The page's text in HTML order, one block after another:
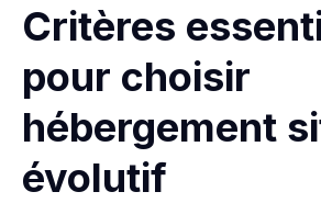
Critères
pour choisir
hébergement
évolutif